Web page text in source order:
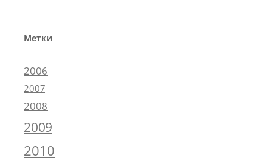
Метки
2006
2007
2008
2009
2010